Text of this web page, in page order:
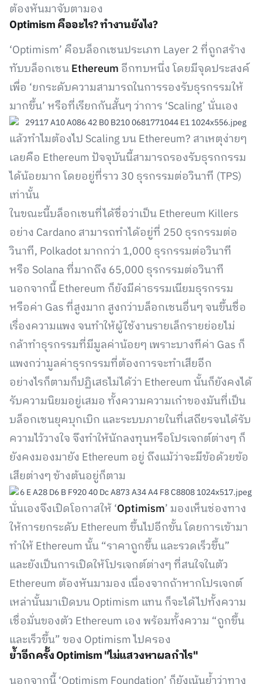
ต้องหันมาจับตามอง
Optimism คืออะไร? ทำงานยังไง?
‘Optimism’ คือบล็อกเชนประเภท Layer 2 ที่ถูกสร้าง
ทับบล็อกเชนEthereum อีกทบหนึ่ง โดยมีจุดประสงค์
เพื่อ ‘ยกระดับความสามารถในการรองรับธุรกรรมให้
มากขึ้น’ หรือที่เรียกกันสั้นๆ ว่าการ ‘Scaling’ นั่นเอง
แล้วทำไมต้องไป Scaling บน Ethereum? สาเหตุง่ายๆ
เลยคือ Ethereum ปัจจุบันนี้สามารถรองรับธุรกกรรม
ได้น้อยมาก โดยอยู่ที่ราว 30 ธุรกรรมต่อวินาที (TPS)
เท่านั้น
ในขณะนี้บล็อกเชนที่ได้ชื่อว่าเป็น Ethereum Killers
อย่าง Cardano สามารถทำได้อยู่ที่ 250 ธุรกรรมต่อ
วินาที, Polkadot มากกว่า 1,000 ธุรกรรมต่อวินาที
หรือ Solana ที่มากถึง 65,000 ธุรกรรมต่อวินาที
นอกจากนี้ Ethereum ก็ยังมีค่าธรรมเนียมธุรกรรม
หรือค่า Gas ที่สูงมาก สูงกว่าบล็อกเชนอื่นๆ จนขึ้นชื่อ
เรื่องความแพง จนทำให้ผู้ใช้งานรายเล็กรายย่อยไม่
กล้าทำธุรกรรมที่มีมูลค่าน้อยๆ เพราะบางทีค่า Gas ก็
แพงกว่ามูลค่าธุรกรรมที่ต้องการจะทำเสียอีก
อย่างไรก็ตามก็ปฏิเสธไม่ได้ว่า Ethereum นั้นก็ยังคงได้
รับความนิยมอยู่เสมอ ทั้งความความเก๋าของมันที่เป็น
บล็อกเชนยุคบุกเบิก และระบบภายในที่เสถียรจนได้รับ
ความไว้วางใจ จึงทำให้นักลงทุนหรือโปรเจกต์ต่างๆ ก็
ยังคงมองมายัง Ethereum อยู่ ถึงแม้ว่าจะมีข้อด้วยข้อ
เสียต่างๆ ข้างต้นอยู่ก็ตาม
นั่นเองจึงเปิดโอกาสให้ ‘Optimism’ มองเห็นช่องทาง
ให้การยกระดับ Ethereum ขึ้นไปอีกขั้น โดยการเข้ามา
ทำให้ Ethereum นั้น “ราคาถูกขึ้น และรวดเร็วขึ้น”
และยังเป็นการเปิดให้โปรเจกต์ต่างๆ ที่สนใจในตัว
Ethereum ต้องหันมามอง เนื่องจากถ้าหากโปรเจกต์
เหล่านั้นมาเปิดบน Optimism แทน ก็จะได้ไปทั้งความ
เชื่อมั่นของตัว Ethereum เอง พร้อมทั้งความ “ถูกขึ้น
และเร็วขึ้น” ของ Optimism ไปครอง
ย้ำอีกครั้ง Optimism "ไม่แสวงหาผลกำไร"